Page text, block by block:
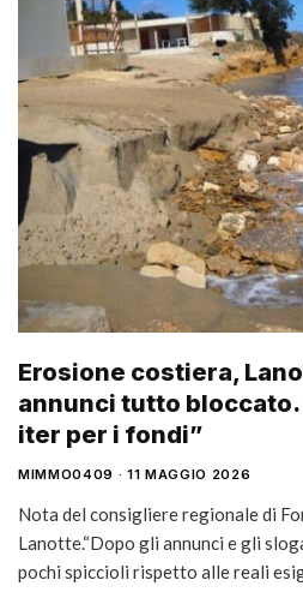
Erosione costiera,
annunci tutto
iter per i fondi”
MIMMO0409 11 MAGGIO 2026
Nota del consigliere regionale di
Lanotte.“Dopo gli annunci e gli
pochi spiccioli rispetto alle reali